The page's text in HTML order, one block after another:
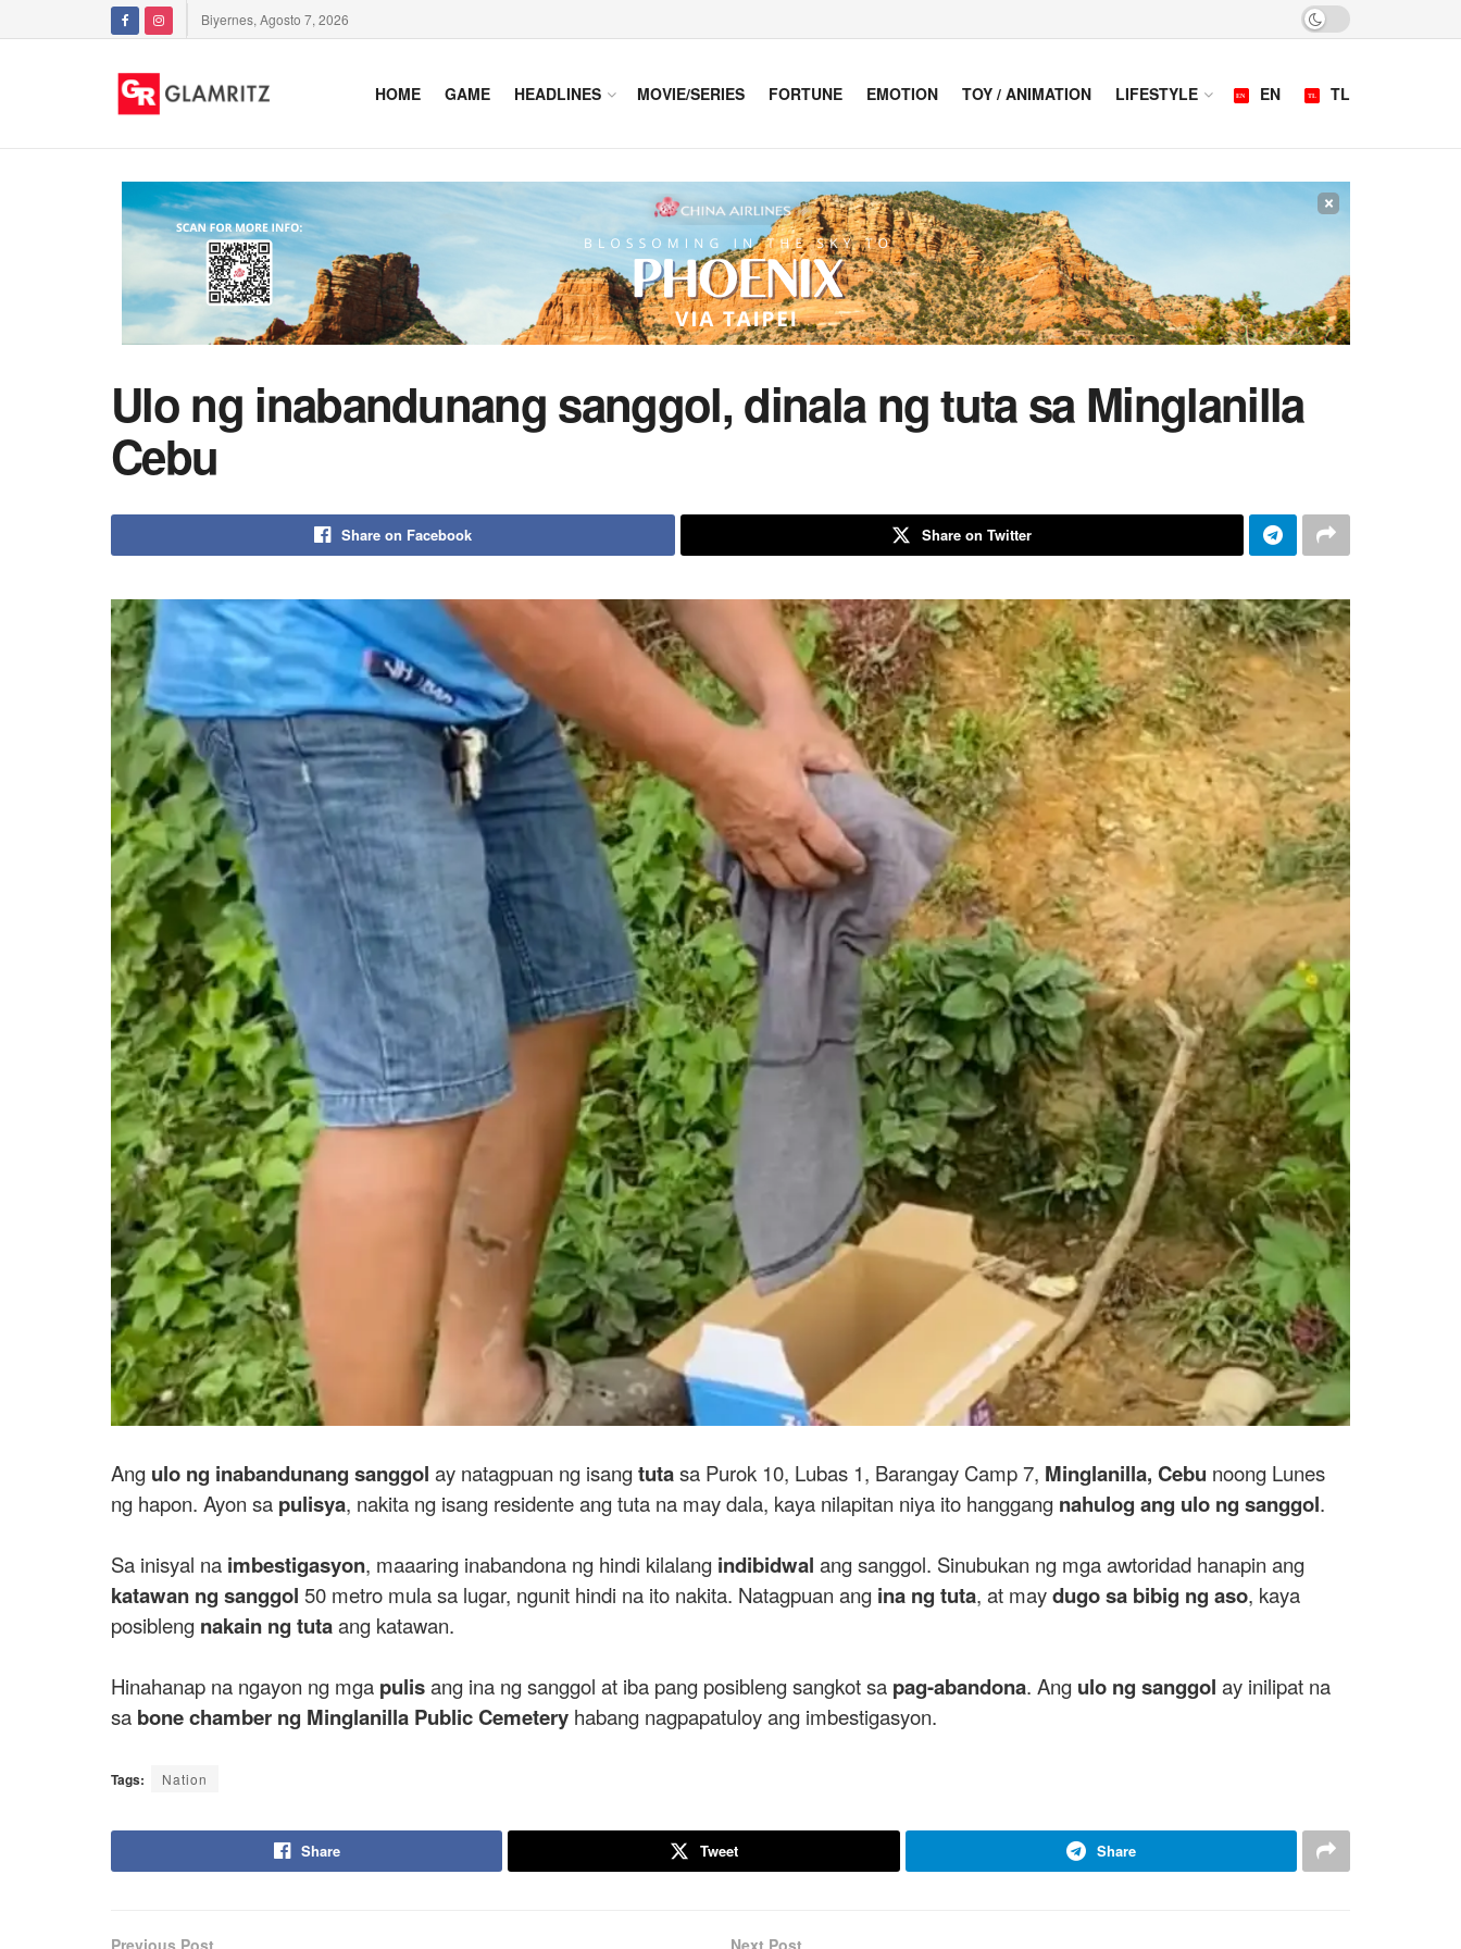
Biyernes, Agosto 7, 2026
HOME GAME HEADLINES MOVIE/SERIES FORTUNE EMOTION TOY / ANIMATION LIFESTYLE EN TL
×
Ulo ng inabandunang sanggol, dinala ng tuta sa Minglanilla
Cebu
Share on Facebook Share on Twitter
Ang ulo ng inabandunang sanggol ay natagpuan ng isangtutasa Purok 10, Lubas 1, Barangay Camp 7, Minglanilla, Cebu noong Lunes
ng hapon. Ayon sa pulisya, nakita ng isang residente ang tuta na may dala, kaya nilapitan niya ito hanggang nahulog ang ulo ng sanggol.
Sa inisyal na imbestigasyon, maaaring inabandona ng hindi kilalang indibidwal ang sanggol. Sinubukan ng mga awtoridad hanapin ang
katawan ng sanggol 50 metro mula sa lugar, ngunit hindi na ito nakita. Natagpuan ang ina ng tuta, at maydugo sa bibig ng aso, kaya
posibleng nakain ng tutaang katawan.
Hinahanap na ngayon ng mga pulisang ina ng sanggol at iba pang posibleng sangkot sa pag-abandona. Ang ulo ng sanggol ay inilipat na
sa bone chamber ng Minglanilla Public Cemetery habang nagpapatuloy ang imbestigasyon.
Tags: Nation
Share Tweet Share
Previous Post Next Post